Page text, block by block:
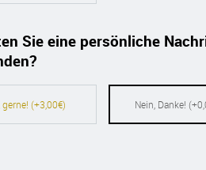
Sie eine persönliche
gerne! (+3,00€) Nein, Danke!